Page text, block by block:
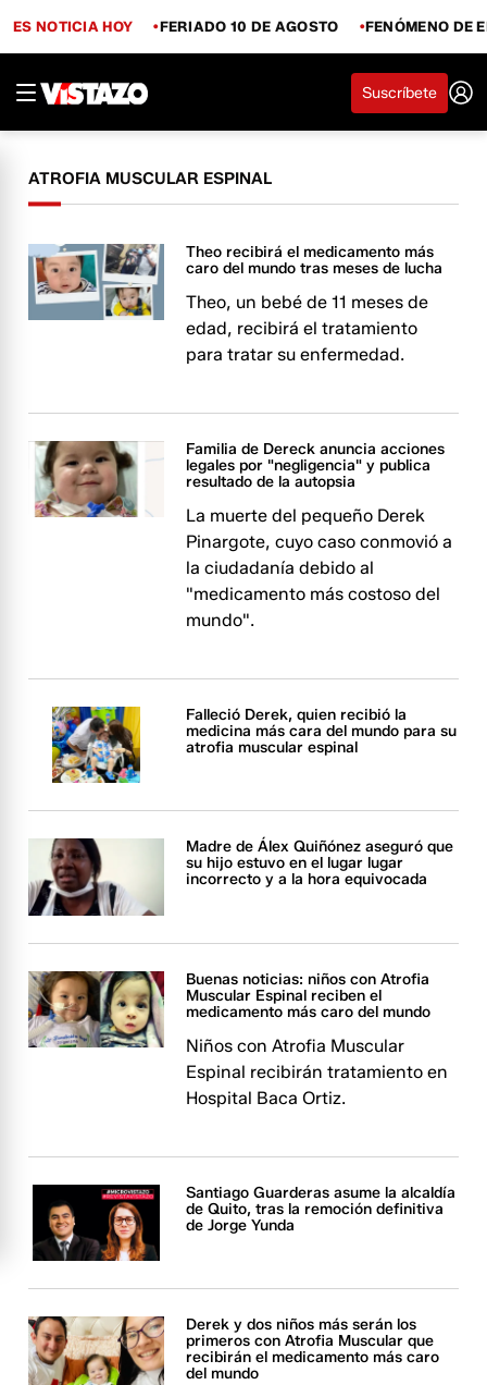
ES NOTICIA HOY FERIADO 10 DE AGOSTO FENÓMENO DE
Suscríbete
ATROFIA MUSCULAR ESPINAL
Theo recibirá el medicamento más
caro del mundo tras meses de lucha
Theo, un bebé de 11 meses de
edad, recibirá el tratamiento
para tratar su enfermedad.
Familia de Dereck anuncia acciones
legales por "negligencia" y publica
resultado de la autopsia
La muerte del pequeño Derek
Pinargote, cuyo caso conmovió a
la ciudadanía debido al
"medicamento más costoso del
mundo".
Falleció Derek, quien recibió la
medicina más cara del mundo para su
atrofia muscular espinal
Madre de Álex Quiñónez aseguró que
su hijo estuvo en el lugar lugar
incorrecto y a la hora equivocada
Buenas noticias: niños con Atrofia
Muscular Espinal reciben el
medicamento más caro del mundo
Niños con Atrofia Muscular
Espinal recibirán tratamiento en
Hospital Baca Ortiz.
Santiago Guarderas asume la alcaldía
de Quito, tras la remoción definitiva
de Jorge Yunda
Derek y dos niños más serán los
primeros con Atrofia Muscular que
recibirán el medicamento más caro
del mundo